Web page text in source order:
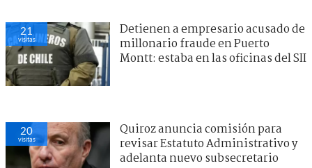
21
visitas
Detienen a empresario acusado de
millonario fraude en Puerto
Montt: estaba en las oficinas del SII
20
visitas
Quiroz anuncia comisión para
revisar Estatuto Administrativo y
adelanta nuevo subsecretario